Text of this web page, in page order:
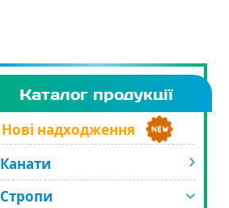
Каталог продукції
Нові надходження
Канати
Стропи